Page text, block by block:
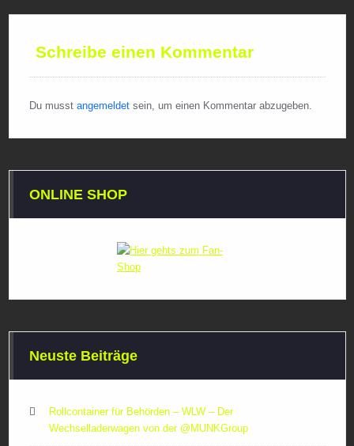
Schreibe einen Kommentar
Du musst angemeldetsein, um einen Kommentar abzugeben.
ONLINE SHOP
Neuste Beiträge
Rollcontainer für Behörden – WLW – Der
Wechselladerwagen von der ‪@MUNKGroup‬